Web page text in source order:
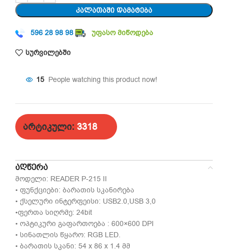
ᲙᲐᲚᲐᲗᲐᲨᲘ ᲓᲐᲛᲐᲢᲔᲑᲐ
596 28 98 98 უფასო მიწოდება
სურვილებში
15 People watching this product now!
არტიკული: 3318
ᲐᲦᲬᲔᲠᲐ
მოდელი: READER P-215 II
• ფუნქციები: ბარათის სკანირება
• ქსელური ინტერფეისი: USB2.0,USB 3,0
•ფერთა სიღრმე: 24bit
• ოპტიკური გაფართოება : 600×600 DPI
• სინათლის წყარო: RGB LED.
• ბარათის სკანი: 54 x 86 x 1.4 მმ